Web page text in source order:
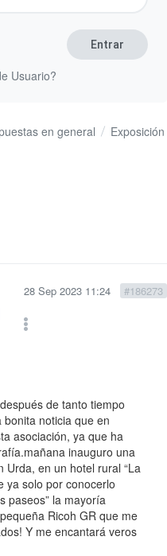
Usuario?
en general Exposición
28 Sep 2023 11:24 #186273
de tanto tiempo
noticia que en
asociación, ya que ha
inauguro una
en un hotel rural “La
ya solo por conocerlo
paseos” la mayoría
Ricoh GR que me
Y me encantará veros